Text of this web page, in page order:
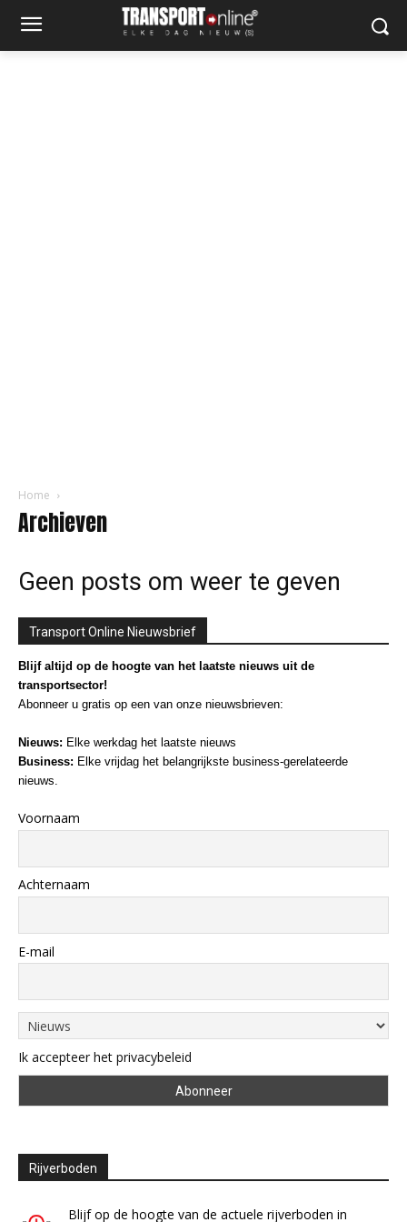
Home
Archieven
Geen posts om weer te geven
Transport Online Nieuwsbrief
Blijf altijd op de hoogte van het laatste nieuws uit de
transportsector!
Abonneer u gratis op een van onze nieuwsbrieven:
Nieuws: Elke werkdag het laatste nieuws
Business: Elke vrijdag het belangrijkste business-gerelateerde
nieuws.
Voornaam
Achternaam
E-mail
Ik accepteer het privacybeleid
Rijverboden
Blijf op de hoogte van de actuele rijverboden in